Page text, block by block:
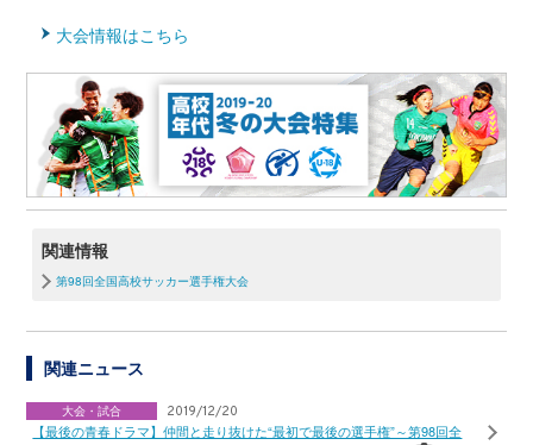
大会情報はこちら
関連情報
第98回全国高校サッカー選手権大会
関連ニュース
大会・試合 2019/12/20
【最後の青春ドラマ】仲間と走り抜けた“最初で最後の選手権”～第98回全